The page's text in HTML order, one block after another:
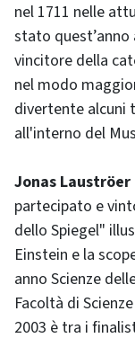
nel 1711 nelle
stato
vincitore della
nel modo
divertente alcuni
all'interno del
Jonas
partecipato e
dello Spiegel"
Einstein e la
anno Scienze
Facoltà di
2003 è tra i